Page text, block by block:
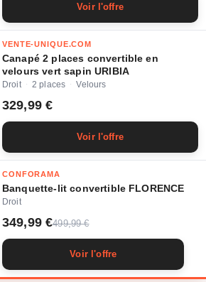
Voir l'offre
VENTE-UNIQUE.COM
Canapé 2 places convertible en
velours vert sapin URIBIA
Droit · 2 places · Velours
329,99 €
Voir l'offre
CONFORAMA
Banquette-lit convertible FLORENCE
Droit
349,99 €499,99 €
Voir l'offre